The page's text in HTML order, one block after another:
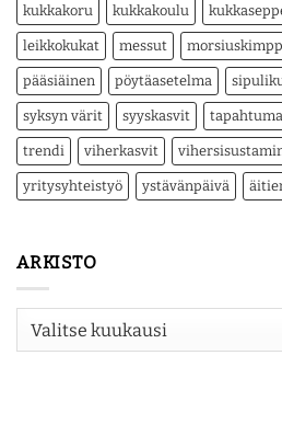
kukkakoru kukkakoulu
leikkokukat messut
pääsiäinen pöytäasetelma
syksyn värit syyskasvit
trendi viherkasvit
yritysyhteistyö ystävänpäivä
ARKISTO
Arkisto